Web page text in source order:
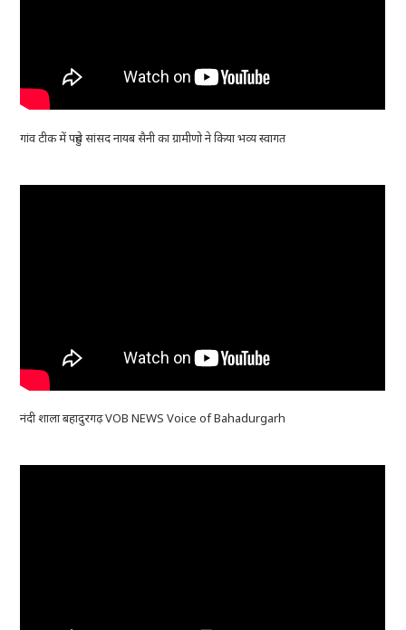
गांव टीक में पहुंचे सांसद नायब सैनी का ग्रामीणो ने किया भव्य स्वागत
नंदी शाला बहादुरगढ़ VOB NEWS Voice of Bahadurgarh